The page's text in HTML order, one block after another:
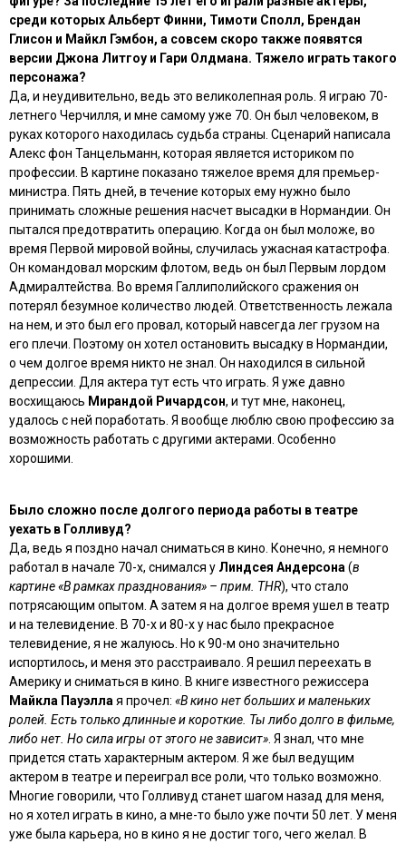
среди которых Альберт Финни, Тимоти Сполл, Брендан
Глисон и Майкл Гэмбон, а совсем скоро также появятся
версии Джона Литгоу и Гари Олдмана. Тяжело играть такого
персонажа?
Да, и неудивительно, ведь это великолепная роль. Я играю 70-
летнего Черчилля, и мне самому уже 70. Он был человеком, в
руках которого находилась судьба страны. Сценарий написала
Алекс фон Танцельманн, которая является историком по
профессии. В картине показано тяжелое время для премьер-
министра. Пять дней, в течение которых ему нужно было
принимать сложные решения насчет высадки в Нормандии. Он
пытался предотвратить операцию. Когда он был моложе, во
время Первой мировой войны, случилась ужасная катастрофа.
Он командовал морским флотом, ведь он был Первым лордом
Адмиралтейства. Во время Галлиполийского сражения он
потерял безумное количество людей. Ответственность лежала
на нем, и это был его провал, который навсегда лег грузом на
его плечи. Поэтому он хотел остановить высадку в Нормандии,
о чем долгое время никто не знал. Он находился в сильной
депрессии. Для актера тут есть что играть. Я уже давно
восхищаюсь Мирандой Ричардсон, и тут мне, наконец,
удалось с ней поработать. Я вообще люблю свою профессию за
возможность работать с другими актерами. Особенно
хорошими.
Было сложно после долгого периода работы в театре
уехать в Голливуд?
Да, ведь я поздно начал сниматься в кино. Конечно, я немного
работал в начале 70-х, снимался у Линдсея Андерсона (в
картине «В рамках празднования» – прим. THR), что стало
потрясающим опытом. А затем я на долгое время ушел в театр
и на телевидение. В 70-х и 80-х у нас было прекрасное
телевидение, я не жалуюсь. Но к 90-м оно значительно
испортилось, и меня это расстраивало. Я решил переехать в
Америку и сниматься в кино. В книге известного режиссера
Майкла Пауэлла я прочел: «В кино нет больших и маленьких
ролей. Есть только длинные и короткие. Ты либо долго в фильме,
либо нет. Но сила игры от этого не зависит» . Я знал, что мне
придется стать характерным актером. Я же был ведущим
актером в театре и переиграл все роли, что только возможно.
Многие говорили, что Голливуд станет шагом назад для меня,
но я хотел играть в кино, а мне-то было уже почти 50 лет. У меня
уже была карьера, но в кино я не достиг того, чего желал. В